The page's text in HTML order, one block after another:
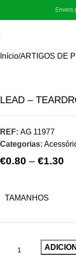
Envios
Início ARTIGOS DE
LEAD –
REF: AG 11977
Categorias:
€0.80 – €1.30
TAMANHOS